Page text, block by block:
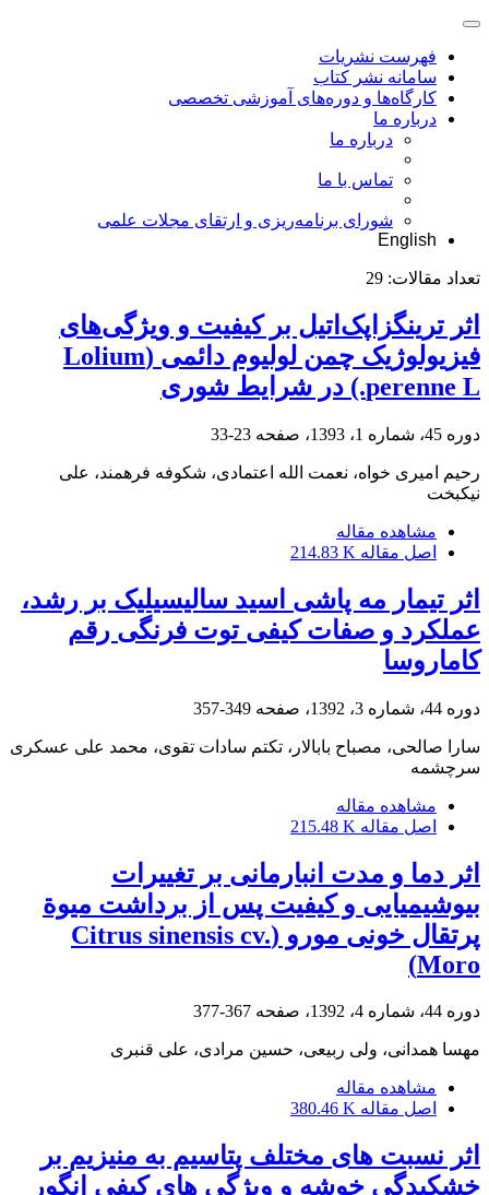
فهرست نشریات
سامانه نشر کتاب
کارگاه‌ها و دوره‌های آموزشی تخصصی
درباره ما
درباره ما
تماس با ما
شورای برنامه‌ریزی و ارتقای مجلات علمی
English
تعداد مقالات: 29
اثر ترینگزاپک‌اتیل بر کیفیت و ویژگی‌های
فیزیولوژیک چمن لولیوم دائمی (Lolium
perenne L.) در شرایط شوری
دوره 45، شماره 1، 1393، صفحه 23-33
رحیم امیری خواه، نعمت الله اعتمادی، شکوفه فرهمند، علی
نیکبخت
مشاهده مقاله
اصل مقاله 214.83 K
اثر تیمار مه پاشی اسید سالیسیلیک بر رشد،
عملکرد و صفات کیفی توت فرنگی رقم
کاماروسا
دوره 44، شماره 3، 1392، صفحه 349-357
سارا صالحی، مصباح بابالار، تکتم سادات تقوی، محمد علی عسکری
سرچشمه
مشاهده مقاله
اصل مقاله 215.48 K
اثر دما و مدت انبارمانی بر تغییرات
بیوشیمیایی و کیفیت پس از برداشت میوة
پرتقال خونی مورو (Citrus sinensis cv.
Moro)
دوره 44، شماره 4، 1392، صفحه 367-377
مهسا همدانی، ولی ربیعی، حسین مرادی، علی قنبری
مشاهده مقاله
اصل مقاله 380.46 K
اثر نسبت‏ های مختلف پتاسیم به منیزیم بر
خشکیدگی خوشه و ویژگی‏ های کیفی انگور